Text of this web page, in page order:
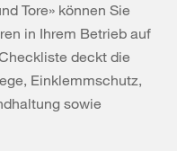
Tore» können Sie
in Ihrem Betrieb auf
deckt die
Einklemmschutz,
sowie